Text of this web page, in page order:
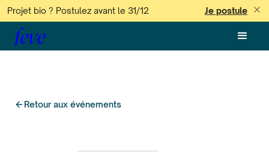
Projet bio ? Postulez avant le 31/12 Je postule
feve
Retour aux événements